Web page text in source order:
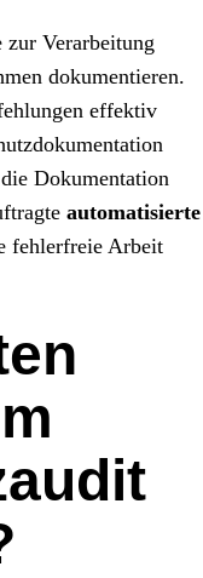
zur Verarbeitung
dokumentieren.
effektiv
Dokumentation
automatisierte
fehlerfreie Arbeit